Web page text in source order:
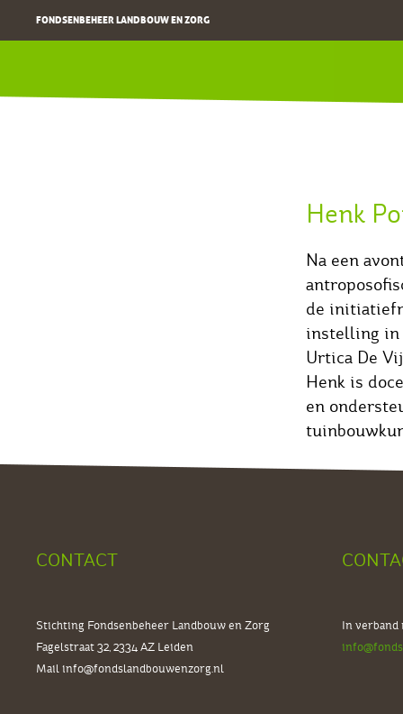
FONDSENBEHEER LANDBOUW EN ZORG
Henk
Na een
de
instelling in
Urtica De
Henk is
en
CONTACT
Stichting Fondsenbeheer Landbouw en Zorg
Fagelstraat 32, 2334 AZ Leiden
Mailinfo@fondslandbouwenzorg.nl
In